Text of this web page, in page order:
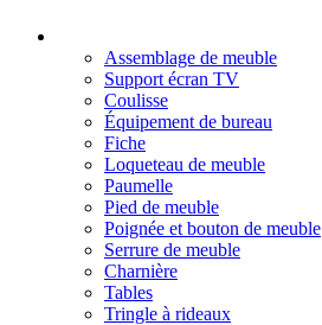
Assemblage de meuble
Support écran TV
Coulisse
Équipement de bureau
Fiche
Loqueteau de meuble
Paumelle
Pied de meuble
Poignée et bouton de meuble
Serrure de meuble
Charnière
Tables
Tringle à rideaux